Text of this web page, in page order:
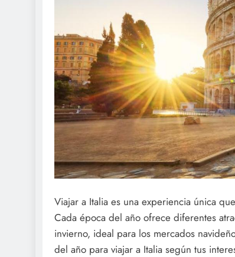
Viajar a Italia es una experiencia única
Cada época del año ofrece diferentes
invierno, ideal para los mercados
del año para viajar a Italia según tus